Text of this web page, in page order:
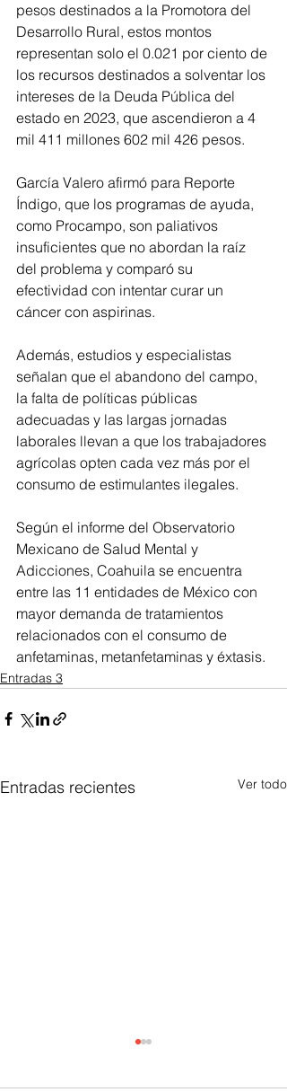
pesos destinados a la Promotora del
Desarrollo Rural, estos montos
representan solo el 0.021 por ciento de
los recursos destinados a solventar los
intereses de la Deuda Pública del
estado en 2023, que ascendieron a 4
mil 411 millones 602 mil 426 pesos.
García Valero afirmó para Reporte
Índigo, que los programas de ayuda,
como Procampo, son paliativos
insuficientes que no abordan la raíz
del problema y comparó su
efectividad con intentar curar un
cáncer con aspirinas.
Además, estudios y especialistas
señalan que el abandono del campo,
la falta de políticas públicas
adecuadas y las largas jornadas
laborales llevan a que los trabajadores
agrícolas opten cada vez más por el
consumo de estimulantes ilegales.
Según el informe del Observatorio
Mexicano de Salud Mental y
Adicciones, Coahuila se encuentra
entre las 11 entidades de México con
mayor demanda de tratamientos
relacionados con el consumo de
anfetaminas, metanfetaminas y éxtasis.
Entradas 3
Entradas recientes Ver todo